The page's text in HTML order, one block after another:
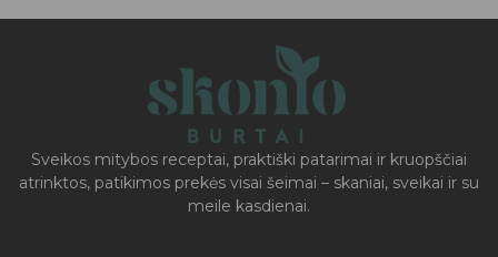
Sveikos mitybos receptai, praktiški patarimai ir kruopščiai
atrinktos, patikimos prekės visai šeimai – skaniai, sveikai ir su
meile kasdienai.